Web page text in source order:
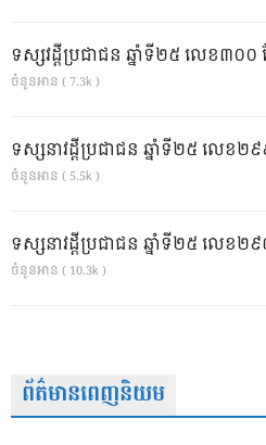
ទស្សវដ្តីប្រជាជន ឆ្នាំទី២៥ លេខ៣០
ចំនួនអាន ( 7.3k )
ទស្សនាវដ្ដីប្រជាជន ឆ្នាំទី២៥ លេខ២
ចំនួនអាន ( 5.5k )
ទស្សនាវដ្ដីប្រជាជន ឆ្នាំទី២៥ លេខ២
ចំនួនអាន ( 10.3k )
ព័ត៌មានពេញនិយម